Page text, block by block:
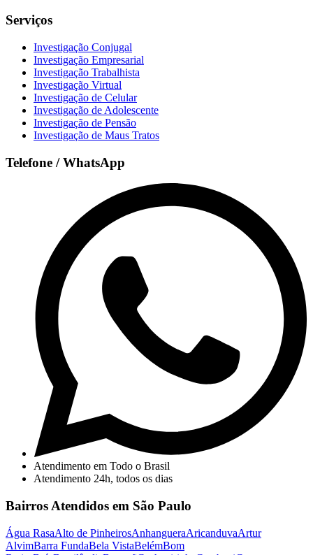
Serviços
Investigação Conjugal
Investigação Empresarial
Investigação Trabalhista
Investigação Virtual
Investigação de Celular
Investigação de Adolescente
Investigação de Pensão
Investigação de Maus Tratos
Telefone / WhatsApp
Atendimento em Todo o Brasil
Atendimento 24h, todos os dias
Bairros Atendidos em São Paulo
Água RasaAlto de PinheirosAnhangueraAricanduvaArtur
AlvimBarra FundaBela VistaBelémBom